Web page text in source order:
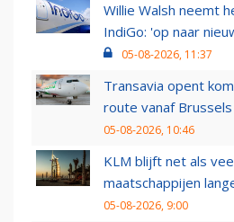
Willie Walsh neemt
IndiGo: 'op naar
05-08-2026, 11:37
Transavia opent
route vanaf
05-08-2026, 10:46
KLM blijft net als
maatschappijen
05-08-2026, 9:00